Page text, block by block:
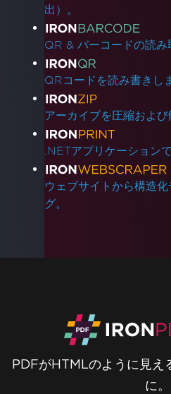
出）。
QR & バーコードの読み
QRコードを読み書きし
アーカイブを圧縮および
.NETアプリケーション
ウェブサイトから構造
グ。
PDFがHTMLのように見え
に。